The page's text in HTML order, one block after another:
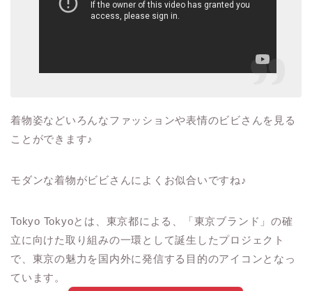
着物姿などいろんなファッションや表情のビビさんを見る
ことができます♪
モダンな着物がビビさんによくお似合いですね♪
Tokyo Tokyoとは、東京都による、「東京ブランド」の確
立に向けた取り組みの一環として誕生したプロジェクト
で、東京の魅力を国内外に発信する目的のアイコンとなっ
ています。